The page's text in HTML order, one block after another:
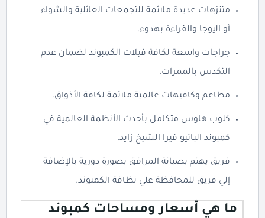
متنزهات عديدة ملائمة للتجمعات العائلية والشواء
أو اليوجا والقراءة بهدوء.
جراجات واسعة لكافة فيلات الكمبوند لضمان عدم
التكدس بالممرات.
مطاعم وكافيهات عالمية ملائمة لكافة الأذواق.
كلوب هاوس متكامل بأحدث الأنظمة العالمية في
كمبوند الباتيو فيرا الشيخ زايد.
فريق يهتم بصيانة المرافق بصورة دورية بالإضافة
إلي فريق للمحافظة علي نظافة الكمبوند.
ما هي أسعار ومساحات كمبوند